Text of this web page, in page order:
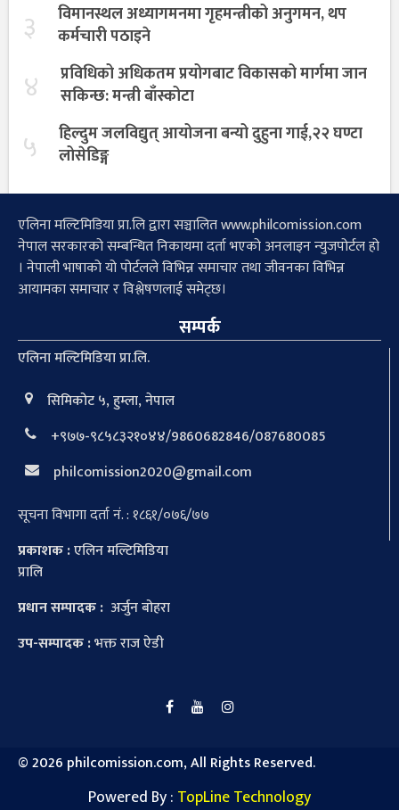
३
विमानस्थल अध्यागमनमा गृहमन्त्रीको अनुगमन, थप
कर्मचारी पठाइने
४
प्रविधिको अधिकतम प्रयोगबाट विकासको मार्गमा जान
सकिन्छ: मन्त्री बाँस्कोटा
५
हिल्दुम जलविद्युत् आयोजना बन्यो दुहुना गाई,२२ घण्टा
लोसेडिङ्ग
एलिना मल्टिमिडिया प्रा.लि द्वारा सञ्चालित www.philcomission.com
नेपाल सरकारको सम्बन्धित निकायमा दर्ता भएको अनलाइन न्युजपोर्टल हो
। नेपाली भाषाको यो पोर्टलले विभिन्न समाचार तथा जीवनका विभिन्न
आयामका समाचार र विश्लेषणलाई समेट्छ।
सम्पर्क
एलिना मल्टिमिडिया प्रा.लि.
सिमिकोट ५, हुम्ला, नेपाल
+९७७-९८५८३२१०४४/9860682846/087680085
philcomission2020@gmail.com
सूचना विभागा दर्ता नं. : १८६१/०७६/७७
प्रकाशक :एलिन मल्टिमिडिया
प्रालि
प्रधान सम्पादक : अर्जुन बोहरा
उप-सम्पादक :भक्त राज ऐडी
©2026 philcomission.com, All Rights Reserved.
Powered By : TopLine Technology